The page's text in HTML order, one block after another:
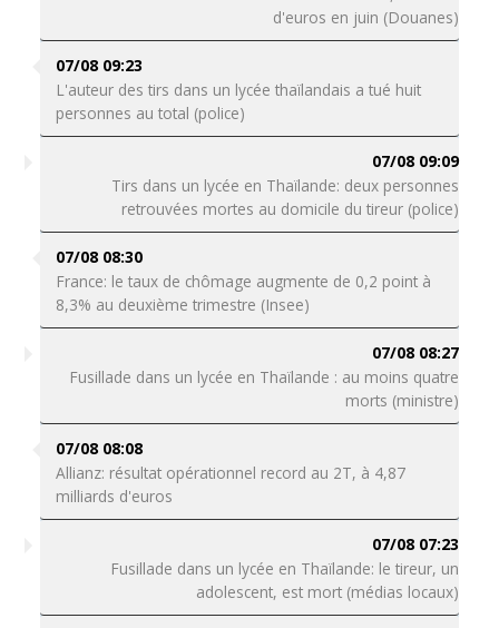
d'euros en juin (Douanes)
07/08 09:23
L'auteur des tirs dans un lycée thaïlandais a tué huit
personnes au total (police)
07/08 09:09
Tirs dans un lycée en Thaïlande: deux personnes
retrouvées mortes au domicile du tireur (police)
07/08 08:30
France: le taux de chômage augmente de 0,2 point à
8,3% au deuxième trimestre (Insee)
07/08 08:27
Fusillade dans un lycée en Thaïlande : au moins quatre
morts (ministre)
07/08 08:08
Allianz: résultat opérationnel record au 2T, à 4,87
milliards d'euros
07/08 07:23
Fusillade dans un lycée en Thaïlande: le tireur, un
adolescent, est mort (médias locaux)